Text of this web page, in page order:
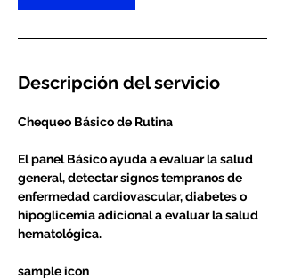
Descripción del servicio
Chequeo Básico de Rutina
El panel Básico ayuda a evaluar la salud
general, detectar signos tempranos de
enfermedad cardiovascular, diabetes o
hipoglicemia adicional a evaluar la salud
hematológica.
sample icon